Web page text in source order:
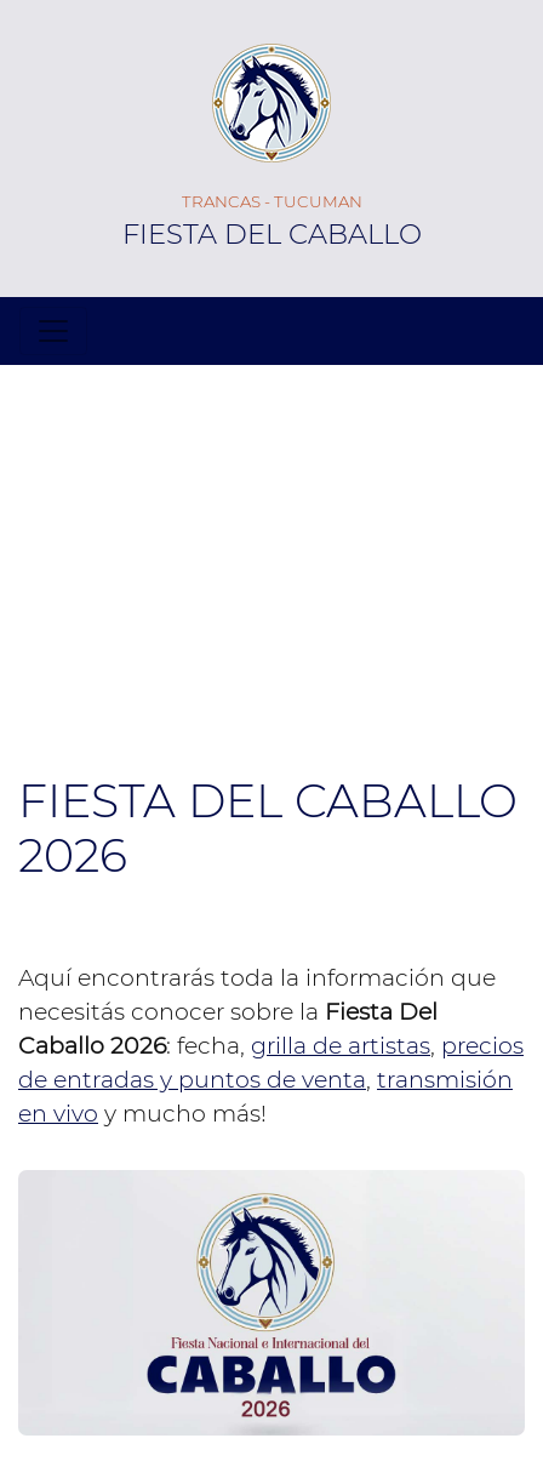
TRANCAS - TUCUMAN
FIESTA DEL CABALLO
FIESTA DEL CABALLO
2026
Aquí encontrarás toda la información que
necesitás conocer sobre la Fiesta Del
Caballo 2026: fecha, grilla de artistas, precios
de entradas y puntos de venta, transmisión
en vivo y mucho más!